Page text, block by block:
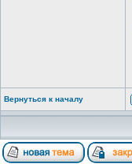
Вернуться к началу